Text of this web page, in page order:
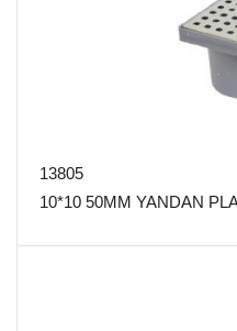
13805
10*10 50MM YANDAN